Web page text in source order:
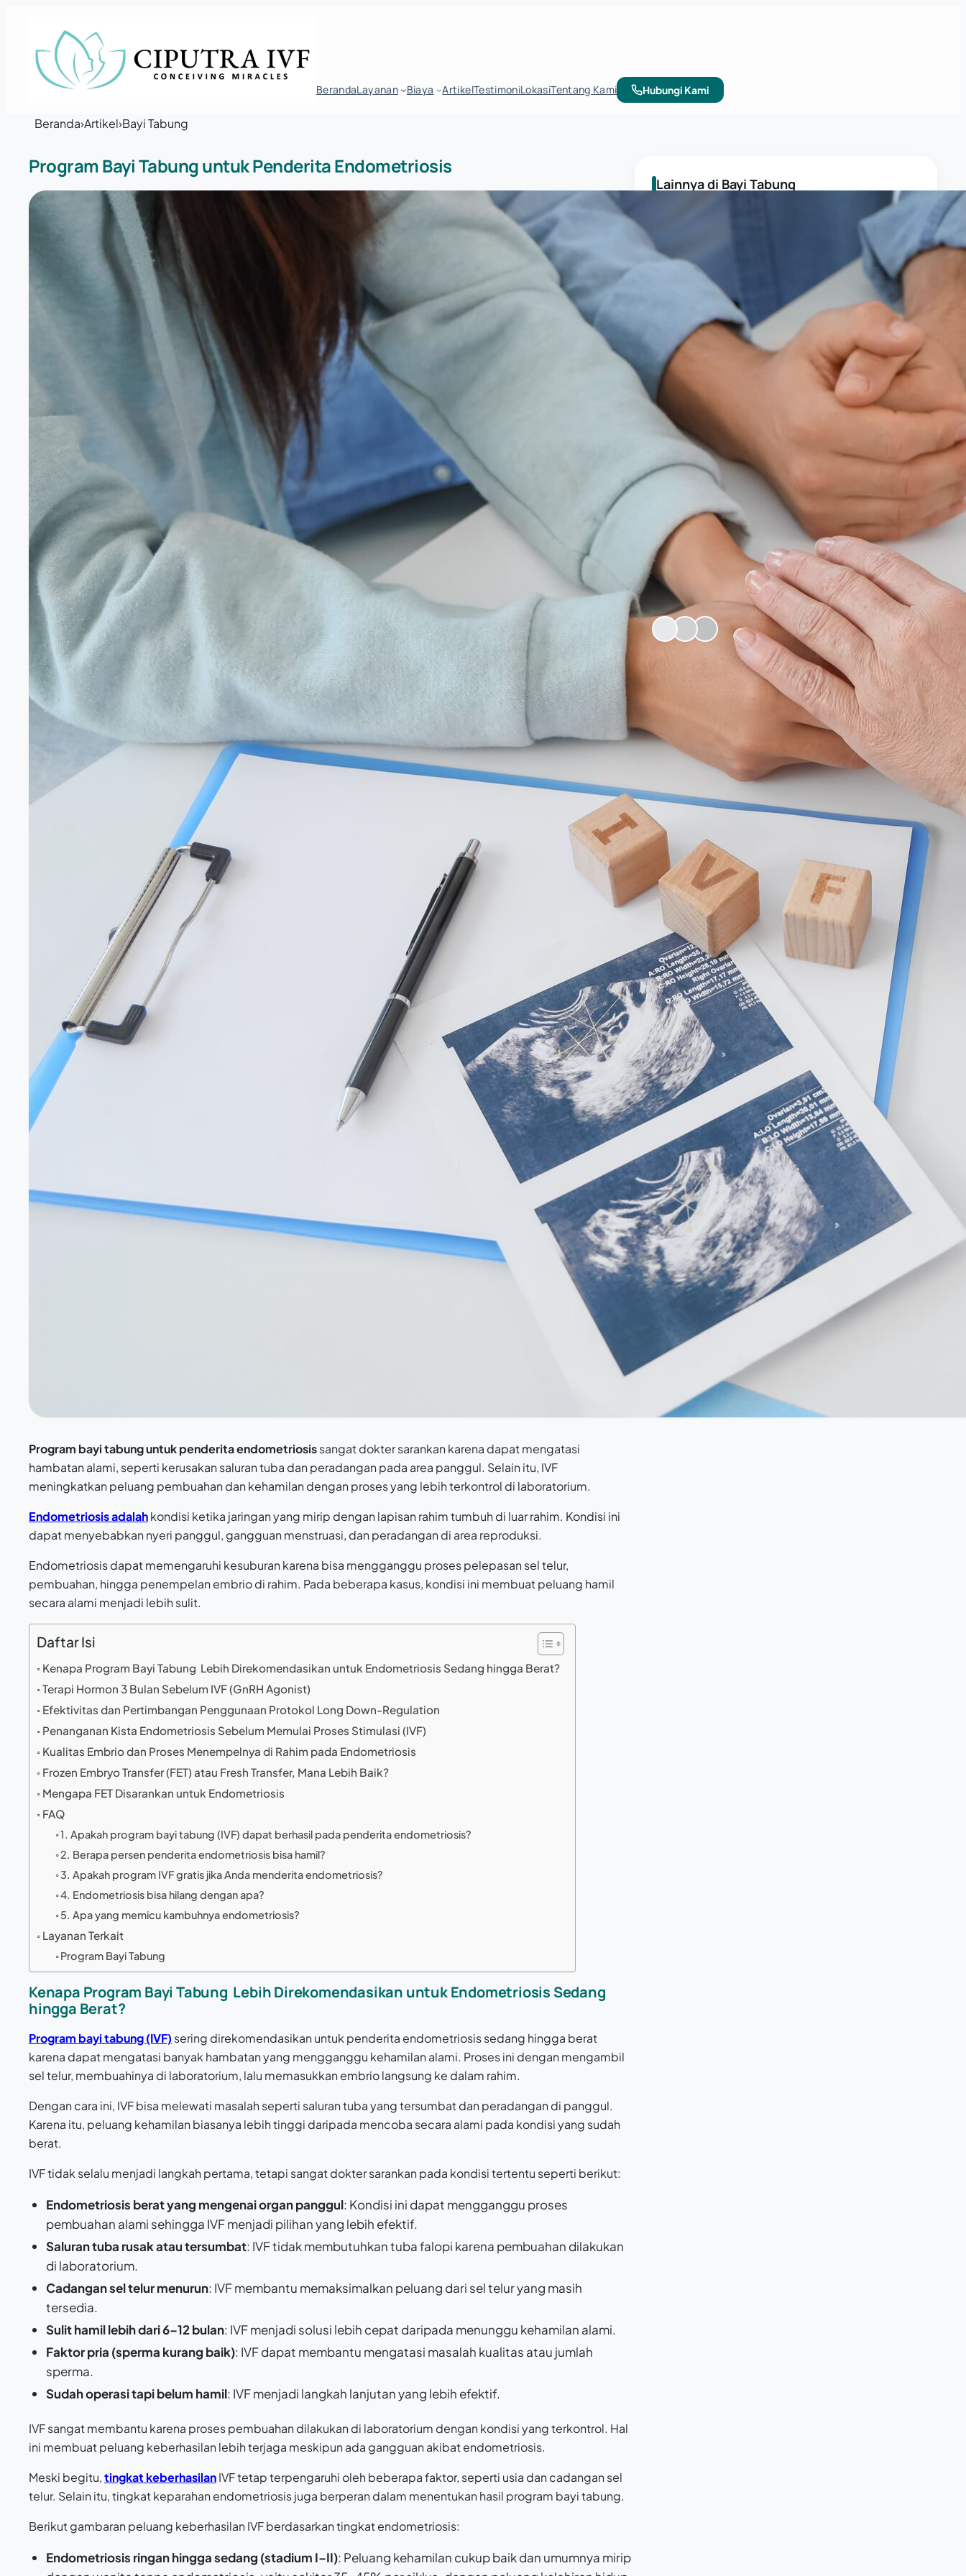
BerandaLayanan Biaya ArtikelTestimoniLokasiTentang Kami Hubungi Kami
Beranda›Artikel›Bayi Tabung
Program Bayi Tabung untuk Penderita Endometriosis
Program bayi tabung untuk penderita endometriosissangat dokter sarankan karena dapat mengatasi
hambatan alami, seperti kerusakan saluran tuba dan peradangan pada area panggul. Selain itu, IVF
meningkatkan peluang pembuahan dan kehamilan dengan proses yang lebih terkontrol di laboratorium.
Endometriosis adalahkondisi ketika jaringan yang mirip dengan lapisan rahim tumbuh di luar rahim. Kondisi ini
dapat menyebabkan nyeri panggul, gangguan menstruasi, dan peradangan di area reproduksi.
Endometriosis dapat memengaruhi kesuburan karena bisa mengganggu proses pelepasan sel telur,
pembuahan, hingga penempelan embrio di rahim. Pada beberapa kasus, kondisi ini membuat peluang hamil
secara alami menjadi lebih sulit.
Daftar Isi
Kenapa Program Bayi Tabung Lebih Direkomendasikan untuk Endometriosis Sedang hingga Berat?
Terapi Hormon 3 Bulan Sebelum IVF (GnRH Agonist)
Efektivitas dan Pertimbangan Penggunaan Protokol Long Down-Regulation
Penanganan Kista Endometriosis Sebelum Memulai Proses Stimulasi (IVF)
Kualitas Embrio dan Proses Menempelnya di Rahim pada Endometriosis
Frozen Embryo Transfer (FET) atau Fresh Transfer, Mana Lebih Baik?
Mengapa FET Disarankan untuk Endometriosis
FAQ
1. Apakah program bayi tabung (IVF) dapat berhasil pada penderita endometriosis?
2. Berapa persen penderita endometriosis bisa hamil?
3. Apakah program IVF gratis jika Anda menderita endometriosis?
4. Endometriosis bisa hilang dengan apa?
5. Apa yang memicu kambuhnya endometriosis?
Layanan Terkait
Program Bayi Tabung
Kenapa Program Bayi Tabung Lebih Direkomendasikan untuk Endometriosis Sedang
hingga Berat?
Program bayi tabung (IVF) sering direkomendasikan untuk penderita endometriosis sedang hingga berat
karena dapat mengatasi banyak hambatan yang mengganggu kehamilan alami. Proses ini dengan mengambil
sel telur, membuahinya di laboratorium, lalu memasukkan embrio langsung ke dalam rahim.
Dengan cara ini, IVF bisa melewati masalah seperti saluran tuba yang tersumbat dan peradangan di panggul.
Karena itu, peluang kehamilan biasanya lebih tinggi daripada mencoba secara alami pada kondisi yang sudah
berat.
IVF tidak selalu menjadi langkah pertama, tetapi sangat dokter sarankan pada kondisi tertentu seperti berikut:
Endometriosis berat yang mengenai organ panggul: Kondisi ini dapat mengganggu proses
pembuahan alami sehingga IVF menjadi pilihan yang lebih efektif.
Saluran tuba rusak atau tersumbat: IVF tidak membutuhkan tuba falopi karena pembuahan dilakukan
di laboratorium.
Cadangan sel telur menurun: IVF membantu memaksimalkan peluang dari sel telur yang masih
tersedia.
Sulit hamil lebih dari 6–12 bulan: IVF menjadi solusi lebih cepat daripada menunggu kehamilan alami.
Faktor pria (sperma kurang baik): IVF dapat membantu mengatasi masalah kualitas atau jumlah
sperma.
Sudah operasi tapi belum hamil: IVF menjadi langkah lanjutan yang lebih efektif.
IVF sangat membantu karena proses pembuahan dilakukan di laboratorium dengan kondisi yang terkontrol. Hal
ini membuat peluang keberhasilan lebih terjaga meskipun ada gangguan akibat endometriosis.
Meski begitu,tingkat keberhasilanIVF tetap terpengaruhi oleh beberapa faktor, seperti usia dan cadangan sel
telur. Selain itu, tingkat keparahan endometriosis juga berperan dalam menentukan hasil program bayi tabung.
Berikut gambaran peluang keberhasilan IVF berdasarkan tingkat endometriosis:
Endometriosis ringan hingga sedang (stadium I–II): Peluang kehamilan cukup baik dan umumnya mirip
Lainnya di Bayi Tabung
Apakah Bayi Tabung dan Pengobatan
PCOS, Endometriosis, dan Kista
Endometriosis dan Risiko Keguguran
KESUBURAN WANITA
Kista Coklat (Endometrioma): Penyebab,
Gejala, dan Pengobatan
Cek Kesuburan Anda
Gunakan tools interaktif kami untuk memahami kondisi
kesuburan Anda.
AI Quiz Kesuburan
Kalkulator Kesuburan
Bergabung dengan 2rb+ Pasien
“Tim Ciputra IVF mendampingi kami setiap hari. Persiapan
yang mereka berikan sangat membantu mental kami.”